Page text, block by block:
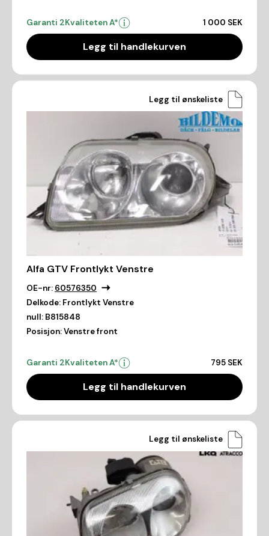
Garanti 2Kvaliteten A* 1 000 SEK
Legg til handlekurven
Legg til ønskeliste
Alfa GTV Frontlykt Venstre
OE-nr: 60576350
Delkode: Frontlykt Venstre
null: B815848
Posisjon:Venstre front
Garanti 2Kvaliteten A* 795 SEK
Legg til handlekurven
Legg til ønskeliste